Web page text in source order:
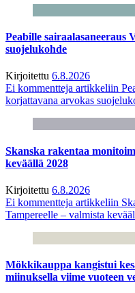
Peabille sairaalasaneeraus
suojelukohde
Kirjoitettu 6.8.2026
Ei kommentteja artikkeliin
korjattavana arvokas
Skanska rakentaa
keväällä 2028
Kirjoitettu 6.8.2026
Ei kommentteja artikkeliin
Tampereelle – valmista
Mökkikauppa kangistui
miinuksella viime vuoteen